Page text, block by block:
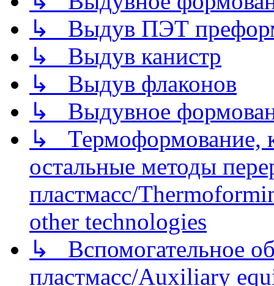
↳ Выдув ПЭТ
↳ Выдув канистр
↳ Выдув флаконов
↳ Выдувное
↳ Термоформование,
остальные методы
пластмасс/
other technologies
↳ Вспомогательное
пластмасс/Auxiliary